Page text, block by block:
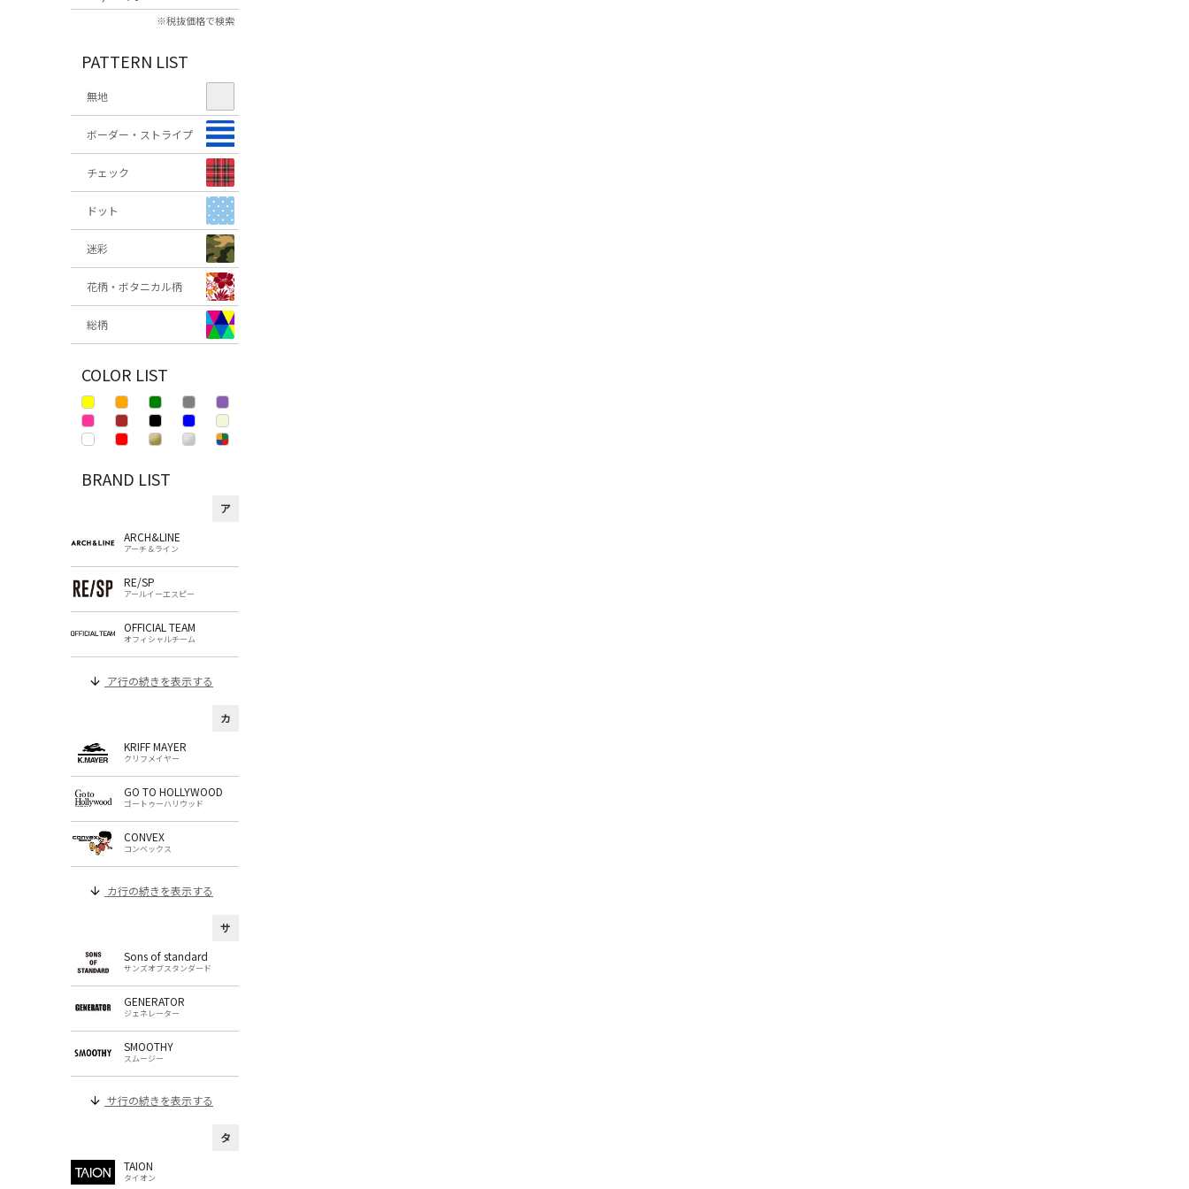
※税抜価格で検索
PATTERN LIST
無地
ボーダー・ストライプ
チェック
ドット
迷彩
花柄・ボタニカル柄
総柄
COLOR LIST
BRAND LIST
ア
ARCH&LINE
アーチ＆ライン
RE/SP
アールイーエスピー
OFFICIAL TEAM
オフィシャルチーム
ア行の続きを表示する
カ
KRIFF MAYER
クリフメイヤー
GO TO HOLLYWOOD
ゴートゥーハリウッド
CONVEX
コンベックス
カ行の続きを表示する
サ
Sons of standard
サンズオブスタンダード
GENERATOR
ジェネレーター
SMOOTHY
スムージー
サ行の続きを表示する
タ
TAION
タイオン